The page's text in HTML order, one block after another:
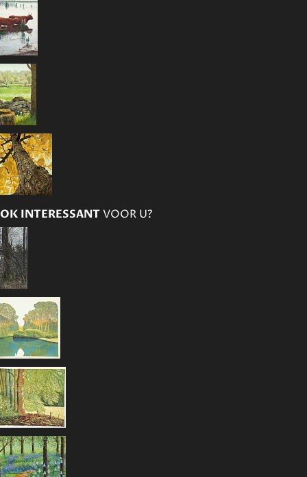
INTERESSANTVOOR U?